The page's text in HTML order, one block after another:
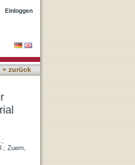
the
Einloggen
« zurück
;
; Zuern,